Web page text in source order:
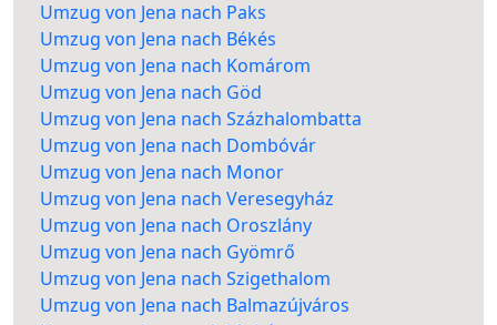
Umzug von Jena nach Paks
Umzug von Jena nach Békés
Umzug von Jena nach Komárom
Umzug von Jena nach Göd
Umzug von Jena nach Százhalombatta
Umzug von Jena nach Dombóvár
Umzug von Jena nach Monor
Umzug von Jena nach Veresegyház
Umzug von Jena nach Oroszlány
Umzug von Jena nach Gyömrő
Umzug von Jena nach Szigethalom
Umzug von Jena nach Balmazújváros